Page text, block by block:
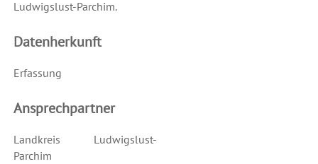
Ludwigslust-Parchim.
Datenherkunft
Erfassung
Ansprechpartner
Landkreis Ludwigslust-
Parchim